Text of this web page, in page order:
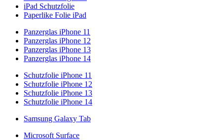
iPad Schutzfolie
Paperlike Folie iPad
Panzerglas iPhone 11
Panzerglas iPhone 12
Panzerglas iPhone 13
Panzerglas iPhone 14
Schutzfolie iPhone 11
Schutzfolie iPhone 12
Schutzfolie iPhone 13
Schutzfolie iPhone 14
Samsung Galaxy Tab
Microsoft Surface